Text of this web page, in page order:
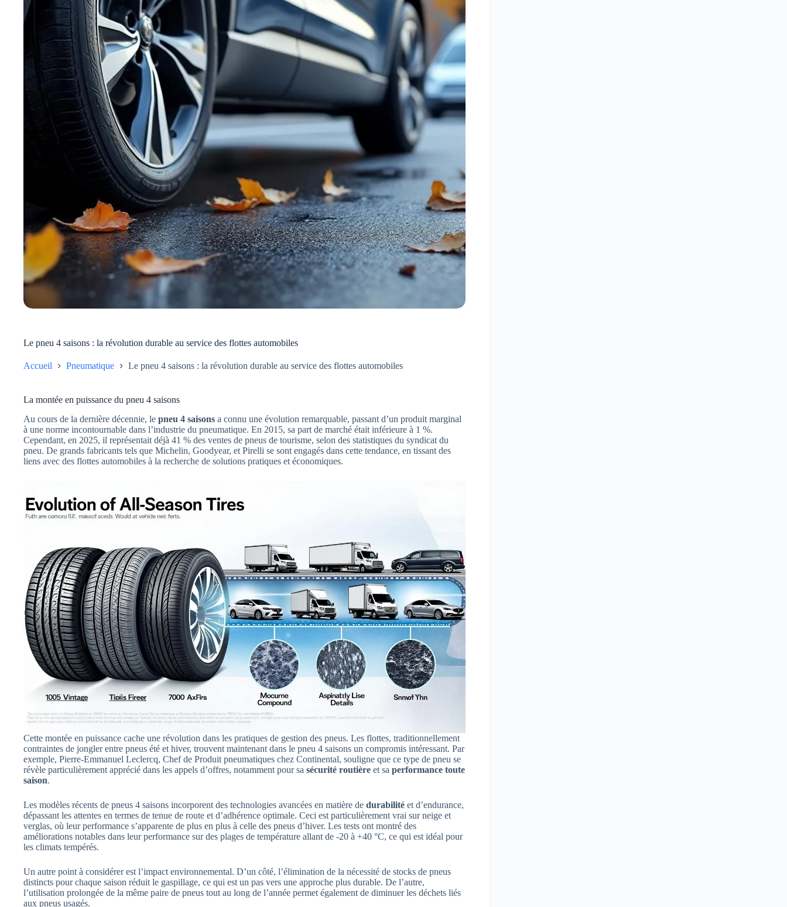
Le pneu 4 saisons : la révolution durable au service des flottes automobiles
Accueil Pneumatique Le pneu 4 saisons : la révolution durable au service des flottes automobiles
La montée en puissance du pneu 4 saisons
Au cours de la dernière décennie, le pneu 4 saisons a connu une évolution remarquable, passant d’un produit marginal
à une norme incontournable dans l’industrie du pneumatique. En 2015, sa part de marché était inférieure à 1 %.
Cependant, en 2025, il représentait déjà 41 % des ventes de pneus de tourisme, selon des statistiques du syndicat du
pneu. De grands fabricants tels que Michelin, Goodyear, et Pirelli se sont engagés dans cette tendance, en tissant des
liens avec des flottes automobiles à la recherche de solutions pratiques et économiques.
Cette montée en puissance cache une révolution dans les pratiques de gestion des pneus. Les flottes, traditionnellement
contraintes de jongler entre pneus été et hiver, trouvent maintenant dans le pneu 4 saisons un compromis intéressant. Par
exemple, Pierre-Emmanuel Leclercq, Chef de Produit pneumatiques chez Continental, souligne que ce type de pneu se
révèle particulièrement apprécié dans les appels d’offres, notamment pour sa sécurité routière et sa performance toute
saison.
Les modèles récents de pneus 4 saisons incorporent des technologies avancées en matière de durabilité et d’endurance,
dépassant les attentes en termes de tenue de route et d’adhérence optimale. Ceci est particulièrement vrai sur neige et
verglas, où leur performance s’apparente de plus en plus à celle des pneus d’hiver. Les tests ont montré des
améliorations notables dans leur performance sur des plages de température allant de -20 à +40 °C, ce qui est idéal pour
les climats tempérés.
Un autre point à considérer est l’impact environnemental. D’un côté, l’élimination de la nécessité de stocks de pneus
distincts pour chaque saison réduit le gaspillage, ce qui est un pas vers une approche plus durable. De l’autre,
l’utilisation prolongée de la même paire de pneus tout au long de l’année permet également de diminuer les déchets liés
aux pneus usagés.